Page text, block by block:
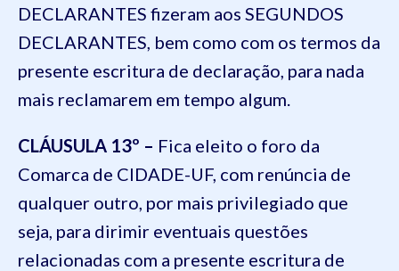
DECLARANTES fizeram aos SEGUNDOS
DECLARANTES, bem como com os termos da
presente escritura de declaração, para nada
mais reclamarem em tempo algum.
CLÁUSULA 13º – Fica eleito o foro da
Comarca de CIDADE-UF, com renúncia de
qualquer outro, por mais privilegiado que
seja, para dirimir eventuais questões
relacionadas com a presente escritura de